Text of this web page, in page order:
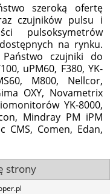
szeroką ofertę
czujników pulsu i
pulsoksymetrów
na rynku.
czujniki do
uPM60, F380, YK-
M800, Nellcor,
OXY, Novametrix
YK-8000,
Mindray PM iPM
CMS, Comen, Edan,
strony